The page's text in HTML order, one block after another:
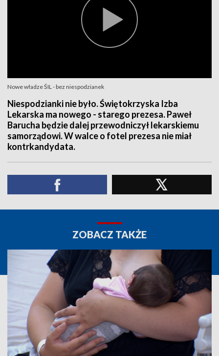
Nowe władze ŚIL - bez niespodzianek
Niespodzianki nie było. Świętokrzyska Izba
Lekarska ma nowego - starego prezesa. Paweł
Barucha będzie dalej przewodniczył lekarskiemu
samorządowi. W walce o fotel prezesa nie miał
kontrkandydata.
ZOBACZ TAKŻE